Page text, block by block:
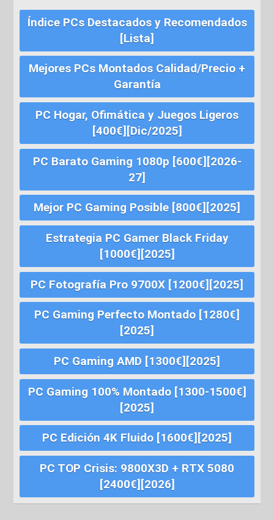
Índice PCs Destacados y Recomendados
[Lista]
Mejores PCs Montados Calidad/Precio +
Garantía
PC Hogar, Ofimática y Juegos Ligeros
[400€][Dic/2025]
PC Barato Gaming 1080p [600€][2026-
27]
Mejor PC Gaming Posible [800€][2025]
Estrategia PC Gamer Black Friday
[1000€][2025]
PC Fotografía Pro 9700X [1200€][2025]
PC Gaming Perfecto Montado [1280€]
[2025]
PC Gaming AMD [1300€][2025]
PC Gaming 100% Montado [1300-1500€]
[2025]
PC Edición 4K Fluido [1600€][2025]
PC TOP Crisis: 9800X3D + RTX 5080
[2400€][2026]